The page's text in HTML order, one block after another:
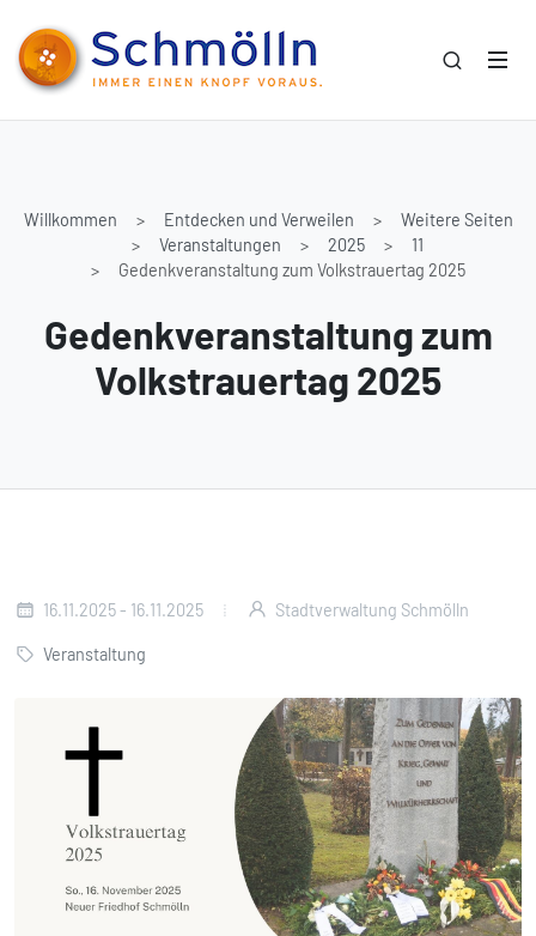
Willkommen Entdecken und Verweilen
Weitere Seiten
Veranstaltungen
2025
11
Gedenkveranstaltung zum Volkstrauertag 2025
Gedenkveranstaltung zum
Volkstrauertag 2025
16.11.2025 - 16.11.2025 Stadtverwaltung Schmölln
Veranstaltung